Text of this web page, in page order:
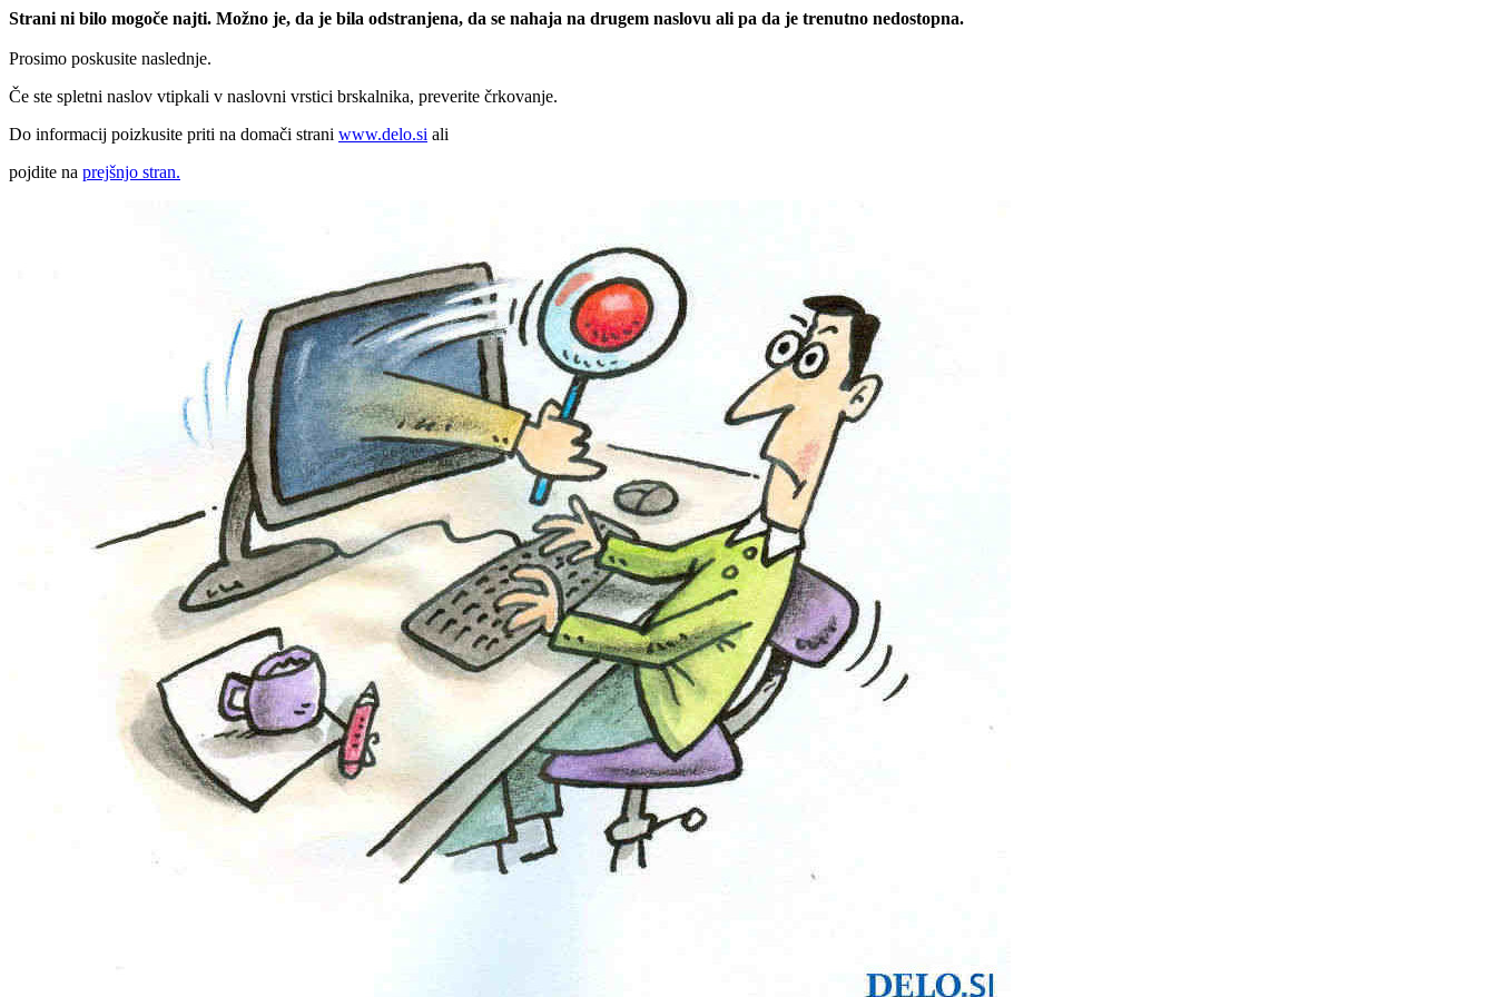
Strani ni bilo mogoče najti. Možno je, da je bila odstranjena, da se nahaja na drugem naslovu ali pa da je trenutno nedostopna.
Prosimo poskusite naslednje.
Če ste spletni naslov vtipkali v naslovni vrstici brskalnika, preverite črkovanje.
Do informacij poizkusite priti na domači strani www.delo.si ali
pojdite na prejšnjo stran.